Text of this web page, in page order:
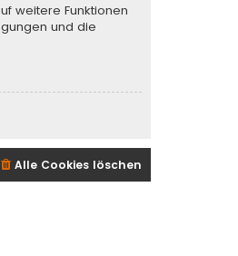
weitere Funktionen
und die
Alle Cookies löschen